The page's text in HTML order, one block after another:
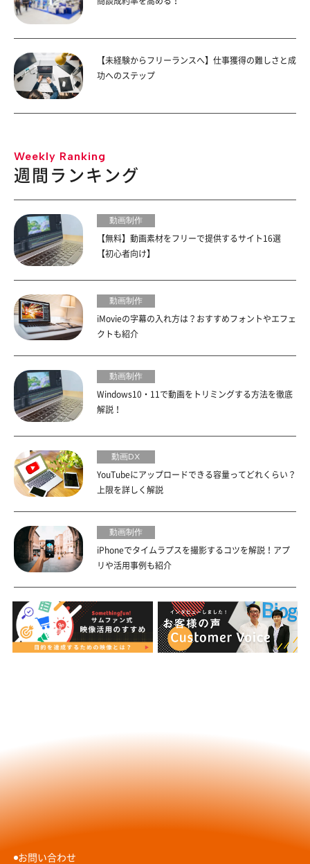
【未経験からフリーランスへ】仕事獲得の難しさと成
功へのステップ
Weekly Ranking
週間ランキング
動画制作
【無料】動画素材をフリーで提供するサイト16選
【初心者向け】
動画制作
iMovieの字幕の入れ方は？おすすめフォントやエフェ
クトも紹介
動画制作
Windows10・11で動画をトリミングする方法を徹底
解説！
動画DX
YouTubeにアップロードできる容量ってどれくらい？
上限を詳しく解説
動画制作
iPhoneでタイムラプスを撮影するコツを解説！アプ
リや活用事例も紹介
お問い合わせ